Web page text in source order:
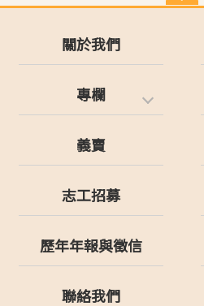
關於我們
專欄
義賣
志工招募
歷年年報與徵信
聯絡我們